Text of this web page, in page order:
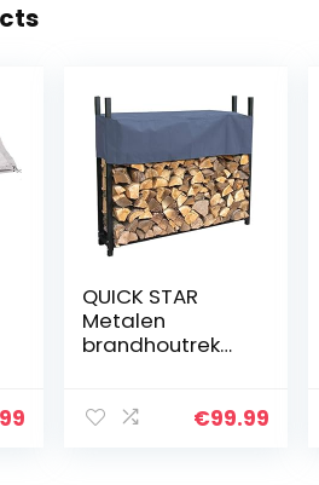
QUICK STAR
Metalen
brandhoutrek
brandhoutopsla
€99.99